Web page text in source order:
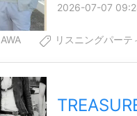
2026-07-07
AWA リスニングパーテ